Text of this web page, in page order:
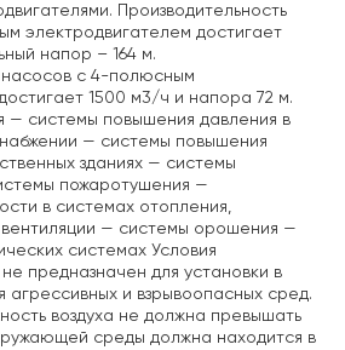
Производительность
электродвигателем достигает
напор – 164 м.
насосов с 4-полюсным
1500 м3/ч и напора 72 м.
— системы повышения давления в
— системы повышения
зданиях — системы
пожаротушения —
в системах отопления,
вентиляции — системы орошения —
системах Условия
предназначен для установки в
агрессивных и взрывоопасных сред.
воздуха не должна превышать
среды должна находится в